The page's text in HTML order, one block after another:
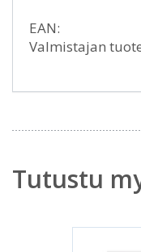
EAN:
Valmistajan
Tutustu